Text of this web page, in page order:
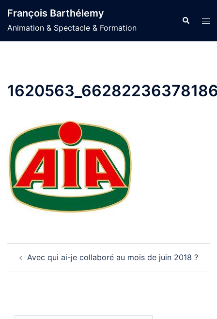
au
contenu
François Barthélemy
Animation & Spectacle & Formation
d’article
Avec qui ai-je collaboré au mois de juin 2018 ?